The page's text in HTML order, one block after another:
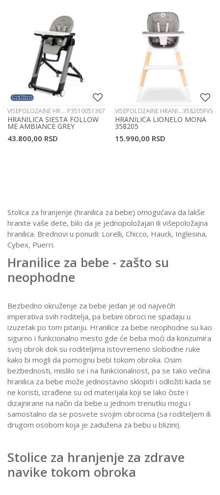
VIŠEPOLOŽAJNE HRANILICE P3510051367
HRANILICA SIESTA FOLLOW
ME AMBIANCE GREY
43.800,00 RSD
VIŠEPOLOŽAJNE HRANILICE358205FVS
HRANILICA LIONELO MONA
358205
15.990,00 RSD
Stolica za hranjenje (hranilica za bebe) omogućava da lakše
hranite vaše dete, bilo da je jednopoložajan ili višepoložajna
hranilica. Brednovi u ponudi: Lorelli, Chicco, Hauck, Inglesina,
Cybex, Puerri.
Hranilice za bebe - zašto su
neophodne
Bezbedno okruženje za bebe jedan je od najvećih
imperativa svih roditelja, pa bebini obroci ne spadaju u
izuzetak po tom pitanju. Hranilice za bebe neophodne su kao
sigurno i funkcionalno mesto gde će beba moći da konzumira
svoj obrok dok su roditeljima istovremeno slobodne ruke
kako bi mogli da pomognu bebi tokom obroka. Osim
bezbednosti, mislilo se i na funkcionalnost, pa se tako većina
hranilica za bebe može jednostavno sklopiti i odložiti kada se
ne koristi, izrađene su od materijala koji se lako čiste i
dizajnirane na način da bebe u jednom trenutku mogu i
samostalno da se posvete svojim obrocima (sa roditeljem ili
drugom osobom koja je zadužena za bebu u blizini).
Stolice za hranjenje za zdrave
navike tokom obroka